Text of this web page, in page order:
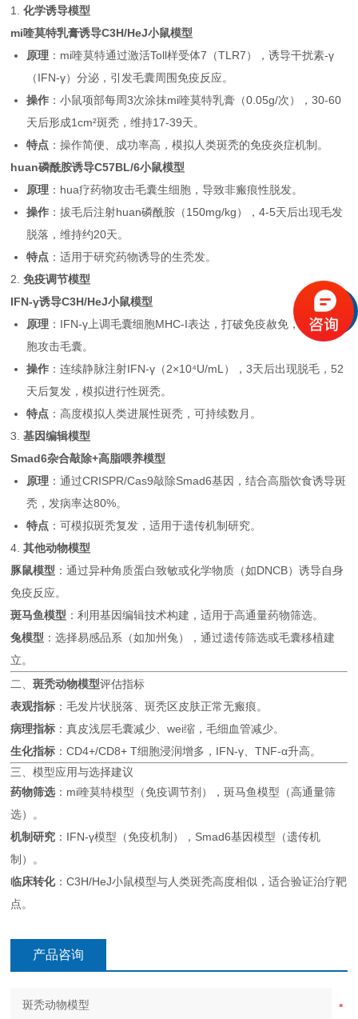
1.化学诱导模型
mi喹莫特乳膏诱导C3H/HeJ小鼠模型
原理 ：mi喹莫特通过激活Toll样受体7（TLR7），诱导干扰素-γ
（IFN-γ）分泌，引发毛囊周围免疫反应。
操作 ：小鼠项部每周3次涂抹mi喹莫特乳膏（0.05g/次），30-60
天后形成1cm²斑秃，维持17-39天。
特点 ：操作简便、成功率高，模拟人类斑秃的免疫炎症机制。
huan磷酰胺诱导C57BL/6小鼠模型
原理 ：hua疗药物攻击毛囊生细胞，导致非瘢痕性脱发。
操作 ：拔毛后注射huan磷酰胺（150mg/kg），4-5天后出现毛发
脱落，维持约20天。
特点 ：适用于研究药物诱导的生秃发。
2.免疫调节模型
IFN-γ诱导C3H/HeJ小鼠模型
原理 ：IFN-γ上调毛囊细胞MHC-I表达，打破免疫赦免，引发T细
胞攻击毛囊。
操作 ：连续静脉注射IFN-γ（2×10⁴U/mL），3天后出现脱毛，52
天后复发，模拟进行性斑秃。
特点 ：高度模拟人类进展性斑秃，可持续数月。
3.基因编辑模型
Smad6杂合敲除+高脂喂养模型
原理 ：通过CRISPR/Cas9敲除Smad6基因，结合高脂饮食诱导斑
秃，发病率达80%。
特点 ：可模拟斑秃复发，适用于遗传机制研究。
4.其他动物模型
豚鼠模型 ：通过异种角质蛋白致敏或化学物质（如DNCB）诱导自身
免疫反应。
斑马鱼模型 ：利用基因编辑技术构建，适用于高通量药物筛选。
兔模型 ：选择易感品系（如加州兔），通过遗传筛选或毛囊移植建
立。
二、斑秃动物模型评估指标
表观指标 ：毛发片状脱落、斑秃区皮肤正常无瘢痕。
病理指标 ：真皮浅层毛囊减少、wei缩，毛细血管减少。
生化指标 ：CD4+/CD8+ T细胞浸润增多，IFN-γ、TNF-α升高。
三、模型应用与选择建议
药物筛选：mi喹莫特模型（免疫调节剂），斑马鱼模型（高通量筛
选）。
机制研究 ：IFN-γ模型（免疫机制），Smad6基因模型（遗传机
制）。
临床转化：C3H/HeJ小鼠模型与人类斑秃高度相似，适合验证治疗靶
点。
产品咨询